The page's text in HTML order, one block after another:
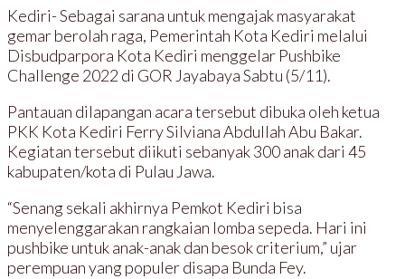
Kediri- Sebagai sarana untuk mengajak masyarakat
gemar berolah raga, Pemerintah Kota Kediri melalui
Disbudparpora Kota Kediri menggelar Pushbike
Challenge 2022 di GOR Jayabaya Sabtu (5/11).
Pantauan dilapangan acara tersebut dibuka oleh ketua
PKK Kota Kediri Ferry Silviana Abdullah Abu Bakar.
Kegiatan tersebut diikuti sebanyak 300 anak dari 45
kabupaten/kota di Pulau Jawa.
“Senang sekali akhirnya Pemkot Kediri bisa
menyelenggarakan rangkaian lomba sepeda. Hari ini
pushbike untuk anak-anak dan besok criterium,” ujar
perempuan yang populer disapa Bunda Fey.